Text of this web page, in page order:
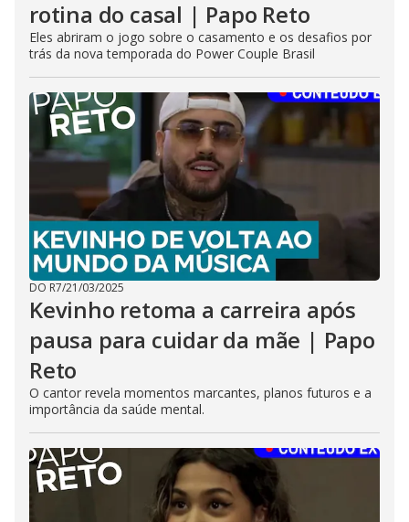
rotina do casal | Papo Reto
Eles abriram o jogo sobre o casamento e os desafios por
trás da nova temporada do Power Couple Brasil
DO R7/21/03/2025
Kevinho retoma a carreira após
pausa para cuidar da mãe | Papo
Reto
O cantor revela momentos marcantes, planos futuros e a
importância da saúde mental.